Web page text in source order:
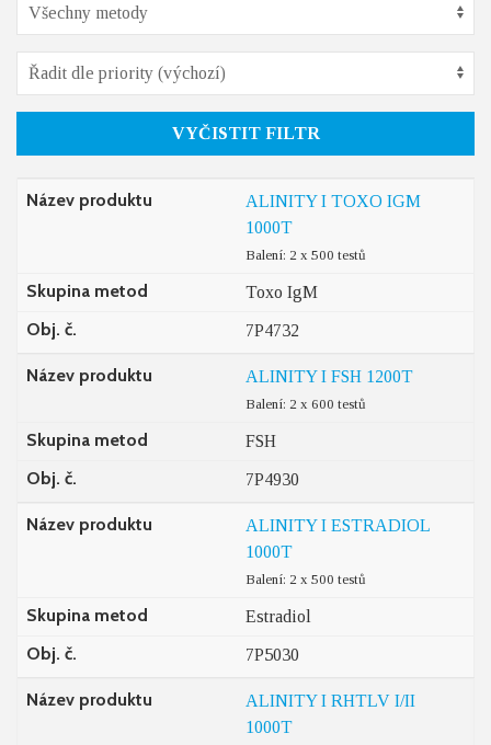
VYČISTIT FILTR
Název produktu
ALINITY I TOXO IGM
1000T
Balení: 2 x 500 testů
Skupina metod Toxo IgM
Obj. č. 7P4732
Název produktu ALINITY I FSH 1200T
Balení: 2 x 600 testů
Skupina metod FSH
Obj. č. 7P4930
Název produktu
ALINITY I ESTRADIOL
1000T
Balení: 2 x 500 testů
Skupina metod Estradiol
Obj. č. 7P5030
Název produktu
ALINITY I RHTLV I/II
1000T